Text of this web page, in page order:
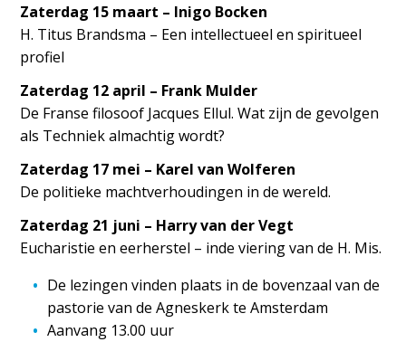
Zaterdag 15 maart – Inigo Bocken
H. Titus Brandsma – Een intellectueel en spiritueel
profiel
Zaterdag 12 april – Frank Mulder
De Franse filosoof Jacques Ellul. Wat zijn de gevolgen
als Techniek almachtig wordt?
Zaterdag 17 mei – Karel van Wolferen
De politieke machtverhoudingen in de wereld.
Zaterdag 21 juni – Harry van der Vegt
Eucharistie en eerherstel – inde viering van de H. Mis.
De lezingen vinden plaats in de bovenzaal van de
pastorie van de Agneskerk te Amsterdam
Aanvang 13.00 uur